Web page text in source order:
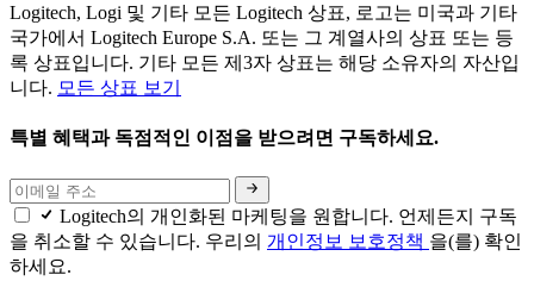
Logitech, Logi 및 기타 모든 Logitech 상표, 로고는 미국과 기타
국가에서 Logitech Europe S.A. 또는 그 계열사의 상표 또는 등
록 상표입니다. 기타 모든 제3자 상표는 해당 소유자의 자산입
니다. 모든 상표 보기
특별 혜택과 독점적인 이점을 받으려면 구독하세요.
Logitech의 개인화된 마케팅을 원합니다. 언제든지 구독
을 취소할 수 있습니다. 우리의 개인정보 보호정책 을(를) 확인
하세요.